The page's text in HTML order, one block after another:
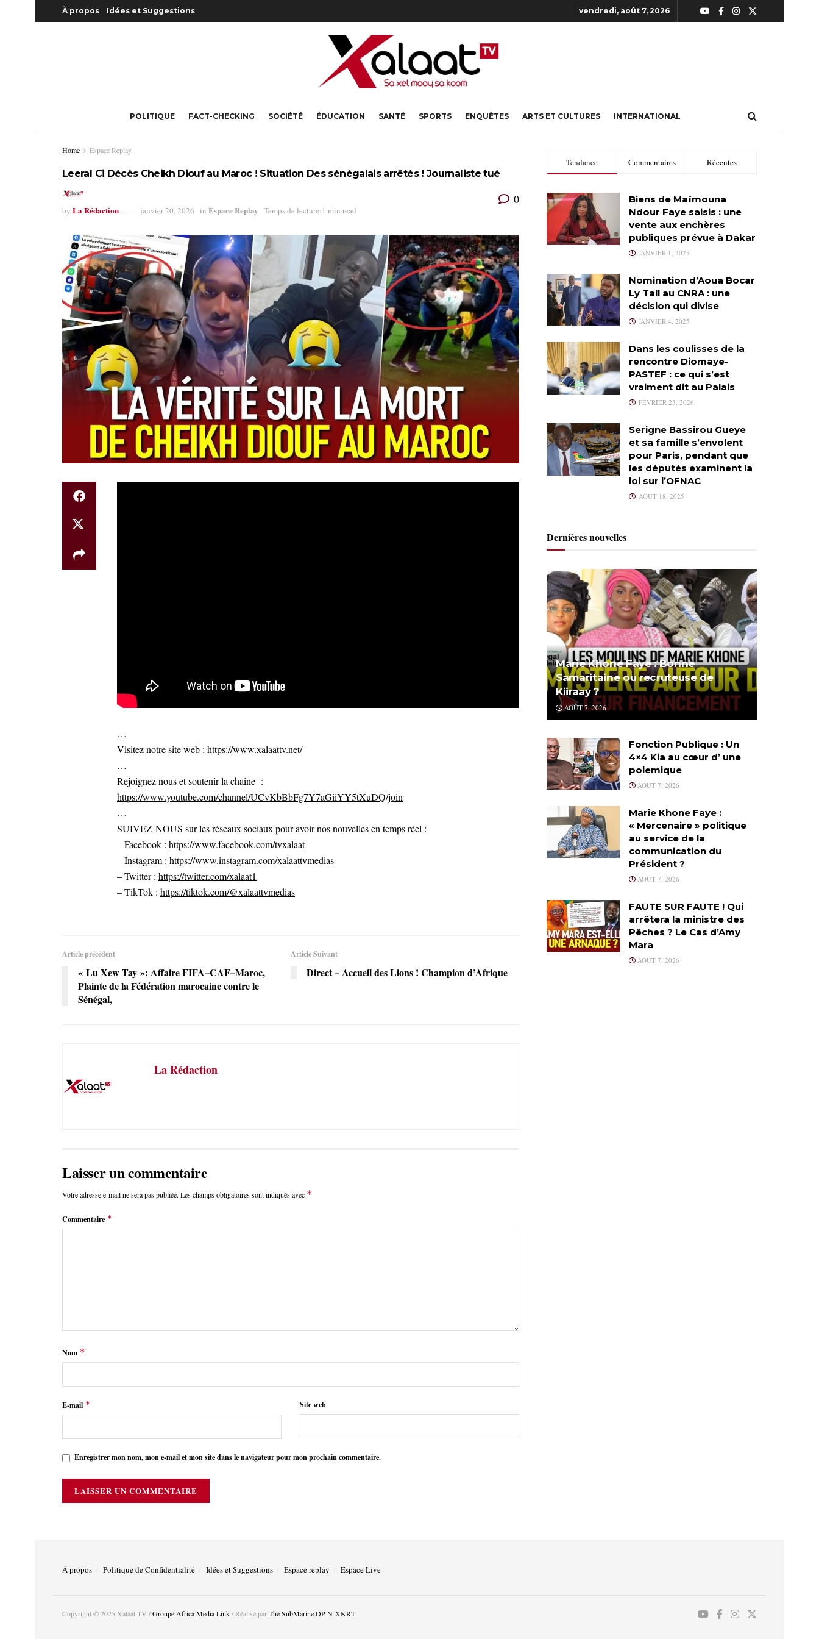
À propos Idées et Suggestions vendredi, août 7, 2026
POLITIQUE FACT-CHECKING SOCIÉTÉ ÉDUCATION SANTÉ SPORTS ENQUÊTES ARTS ET CULTURES INTERNATIONAL
Home Espace Replay
Leeral Ci Décès Cheikh Diouf au Maroc ! Situation Des sénégalais arrêtés ! Journaliste tué
by La Rédaction janvier 20, 2026 in Espace Replay Temps de lecture:1 min read
0
…
Visitez notre site web : https://www.xalaattv.net/
…
Rejoignez nous et soutenir la chaine :
https://www.youtube.com/channel/UCvKbBbFg7Y7aGiiYY5tXuDQ/join
…
SUIVEZ-NOUS sur les réseaux sociaux pour avoir nos nouvelles en temps réel :
– Facebook : https://www.facebook.com/tvxalaat
– Instagram : https://www.instagram.com/xalaattvmedias
– Twitter : https://twitter.com/xalaat1
– TikTok : https://tiktok.com/@xalaattvmedias
Article précédent
« Lu Xew Tay »: Affaire FIFA–CAF–Maroc,
Plainte de la Fédération marocaine contre le
Sénégal,
Article Suivant
Direct – Accueil des Lions ! Champion d’Afrique
La Rédaction
Laisser un commentaire
Votre adresse e-mail ne sera pas publiée. Les champs obligatoires sont indiqués avec *
Commentaire *
Nom *
E-mail * Site web
Enregistrer mon nom, mon e-mail et mon site dans le navigateur pour mon prochain commentaire.
Tendance Commentaires Récentes
Biens de Maïmouna
Ndour Faye saisis : une
vente aux enchères
publiques prévue à Dakar
JANVIER 1, 2025
Nomination d’Aoua Bocar
Ly Tall au CNRA : une
décision qui divise
JANVIER 4, 2025
Dans les coulisses de la
rencontre Diomaye-
PASTEF : ce qui s’est
vraiment dit au Palais
FÉVRIER 23, 2026
Serigne Bassirou Gueye
et sa famille s’envolent
pour Paris, pendant que
les députés examinent la
loi sur l’OFNAC
AOÛT 18, 2025
Dernières nouvelles
Marie Khone Faye : Bonne
Samaritaine ou recruteuse de
Kiiraay ?
AOÛT 7, 2026
Fonction Publique : Un
4×4 Kia au cœur d’ une
polemique
AOÛT 7, 2026
Marie Khone Faye :
« Mercenaire » politique
au service de la
communication du
Président ?
AOÛT 7, 2026
FAUTE SUR FAUTE ! Qui
arrêtera la ministre des
Pêches ? Le Cas d’Amy
Mara
AOÛT 7, 2026
À propos Politique de Confidentialité Idées et Suggestions Espace replay Espace Live
Copyright © 2025 Xalaat TV /Groupe Africa Media Link/ Réalisé parThe SubMarine DP N-XKRT